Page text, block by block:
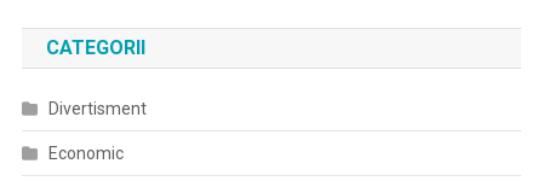
CATEGORII
Divertisment
Economic